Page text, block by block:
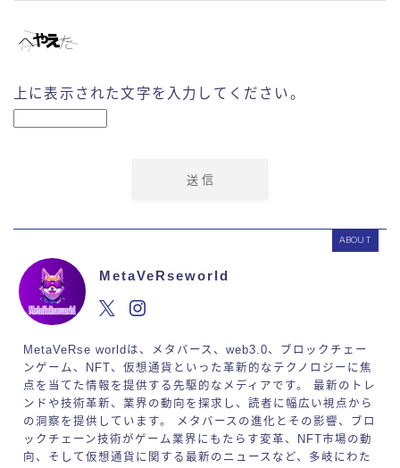
上に表示された文字を入力してください。
ABOUT
MetaVeRseworld
MetaVeRse worldは、メタバース、web3.0、ブロックチェー
ンゲーム、NFT、仮想通貨といった革新的なテクノロジーに焦
点を当てた情報を提供する先駆的なメディアです。 最新のトレ
ンドや技術革新、業界の動向を探求し、読者に幅広い視点から
の洞察を提供しています。 メタバースの進化とその影響、ブロ
ックチェーン技術がゲーム業界にもたらす変革、NFT市場の動
向、そして仮想通貨に関する最新のニュースなど、多岐にわた